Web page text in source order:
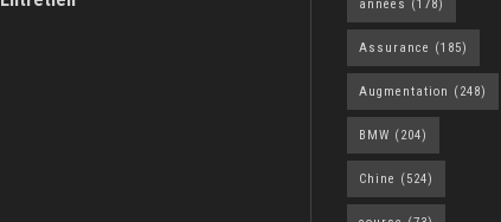
années (178)
Assurance (185)
Augmentation (248)
BMW (204)
Chine (524)